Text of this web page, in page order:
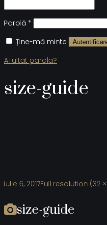
Parolă *
Ține-mă minte
Ai uitat parola?
size-guide
iulie 6, 2017Full resolution (32
size-guide